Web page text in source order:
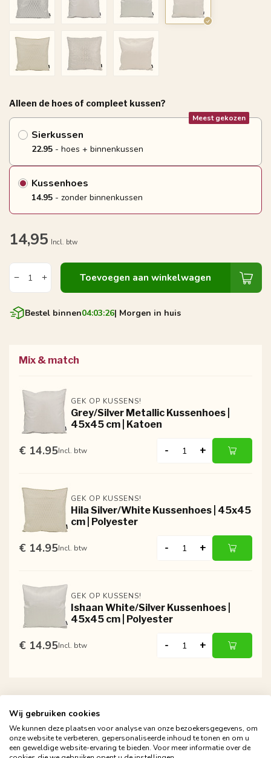
Alleen de hoes of compleet kussen?
Sierkussen
Meest gekozen
22.95 - hoes + binnenkussen
Kussenhoes
14.95 - zonder binnenkussen
14,95 Incl. btw
Toevoegen aan winkelwagen
Bestel binnen04:03:26| Morgen in huis
Mix & match
GEK OP KUSSENS!
Grey/Silver Metallic Kussenhoes |
45x45 cm | Katoen
€ 14.95Incl. btw - +
GEK OP KUSSENS!
Hila Silver/White Kussenhoes | 45x45
cm | Polyester
€ 14.95Incl. btw - +
GEK OP KUSSENS!
Ishaan White/Silver Kussenhoes |
45x45 cm | Polyester
€ 14.95Incl. btw - +
Wij gebruiken cookies
We kunnen deze plaatsen voor analyse van onze bezoekersgegevens, om
onze website te verbeteren, gepersonaliseerde inhoud te tonen en om u
een geweldige website-ervaring te bieden. Voor meer informatie over de